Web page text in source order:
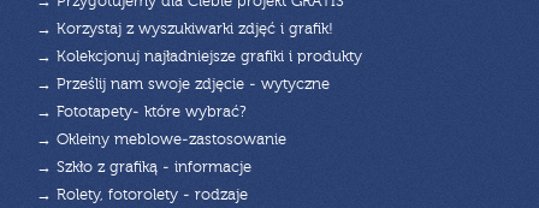
→ Korzystaj z wyszukiwarki zdjęć i grafik!
→ Kolekcjonuj najładniejsze grafiki i produkty
→ Prześlij nam swoje zdjęcie - wytyczne
→ Fototapety- które wybrać?
→ Okleiny meblowe-zastosowanie
→ Szkło z grafiką - informacje
→ Rolety, fotorolety - rodzaje